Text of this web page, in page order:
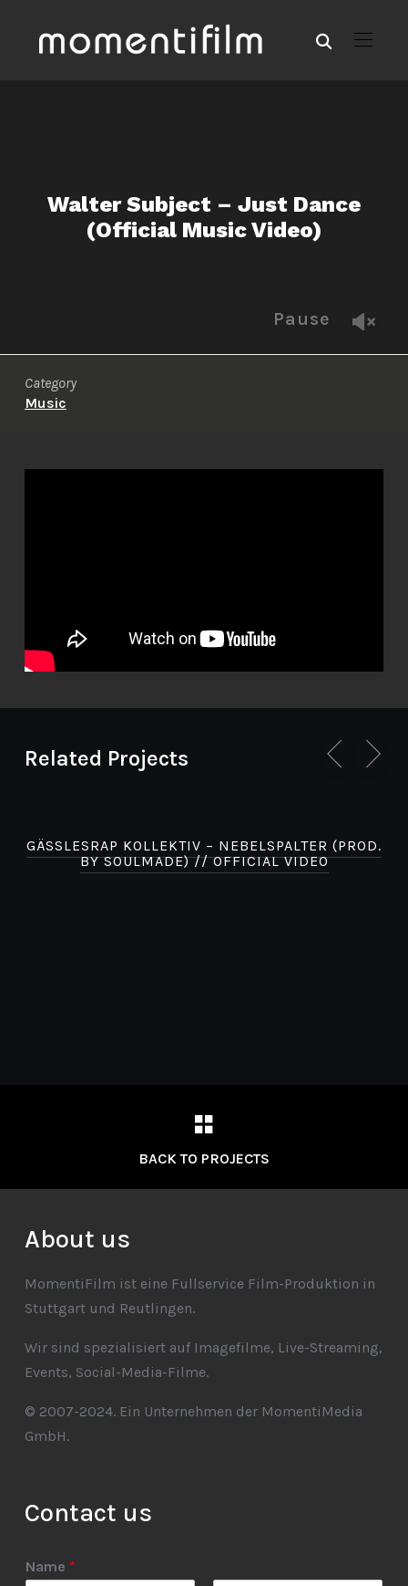
Walter Subject – Just Dance
(Official Music Video)
Pause
Category
Music
Related Projects
GÄSSLESRAP KOLLEKTIV – NEBELSPALTER (PROD.
BY SOULMADE) // OFFICIAL VIDEO
BACK TO PROJECTS
About us
MomentiFilm ist eine Fullservice Film-Produktion in
Stuttgart und Reutlingen.
Wir sind spezialisiert auf Imagefilme, Live-Streaming,
Events, Social-Media-Filme.
© 2007-2024. Ein Unternehmen der MomentiMedia
GmbH.
Contact us
Name *